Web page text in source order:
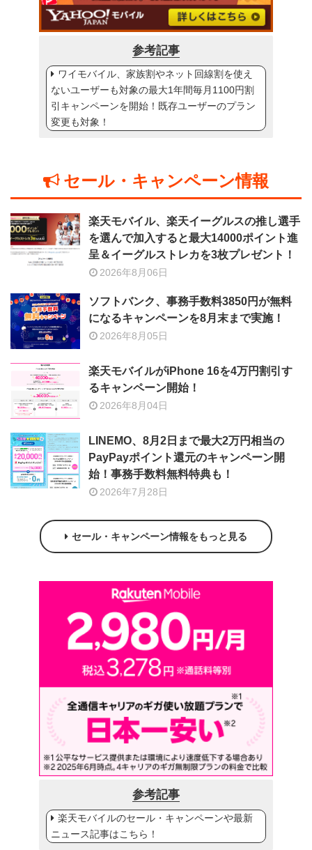
参考記事
ワイモバイル、家族割やネット回線割を使え
ないユーザーも対象の最大1年間毎月1100円割
引キャンペーンを開始！既存ユーザーのプラン
変更も対象！
セール・キャンペーン情報
楽天モバイル、楽天イーグルスの推し選手
を選んで加入すると最大14000ポイント進
呈＆イーグルストレカを3枚プレゼント！
2026年8月06日
ソフトバンク、事務手数料3850円が無料
になるキャンペーンを8月末まで実施！
2026年8月05日
楽天モバイルがiPhone 16を4万円割引す
るキャンペーン開始！
2026年8月04日
LINEMO、8月2日まで最大2万円相当の
PayPayポイント還元のキャンペーン開
始！事務手数料無料特典も！
2026年7月28日
セール・キャンペーン情報をもっと見る
参考記事
楽天モバイルのセール・キャンペーンや最新
ニュース記事はこちら！